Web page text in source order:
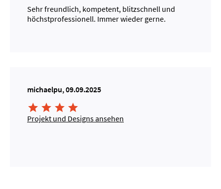
Sehr freundlich, kompetent, blitzschnell und
höchstprofessionell. Immer wieder gerne.
michaelpu, 09.09.2025
   
Projekt und Designs ansehen